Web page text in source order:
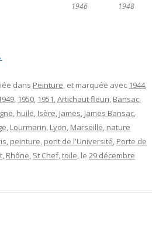
1946
1948
dans Peinture, et marquée avec 1944,
, 1950, 1951,Artichaut fleuri, Bansac,
, huile, Isère, James, James Bansac,
, Lourmarin, Lyon, Marseille, nature
, peinture, pont de l'Université, Porte de
, Rhône, St Chef,toile, le 29 décembre